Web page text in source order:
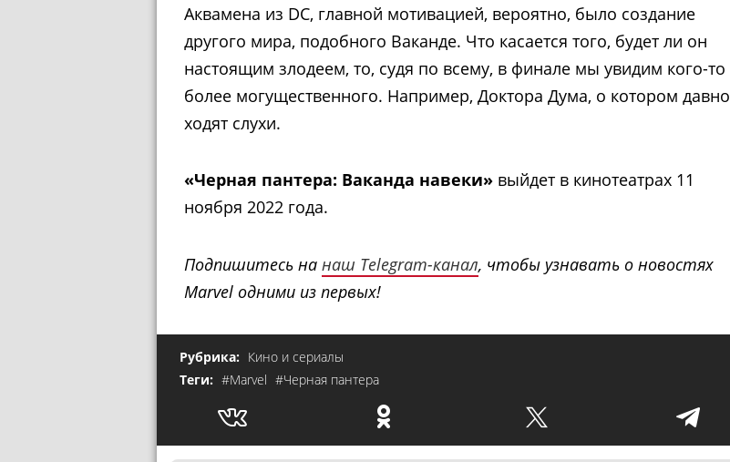
Аквамена из DC, главной мотивацией, вероятно, было создание
другого мира, подобного Ваканде. Что касается того, будет ли он
настоящим злодеем, то, судя по всему, в финале мы увидим кого-то
более могущественного. Например, Доктора Дума, о котором давно
ходят слухи.
«Черная пантера: Ваканда навеки» выйдет в кинотеатрах 11
ноября 2022 года.
Подпишитесь на наш Telegram-канал, чтобы узнавать о новостях
Marvel одними из первых!
Рубрика: Кино и сериалы
Теги: #Marvel #Черная пантера